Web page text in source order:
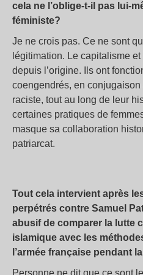
cela ne l’oblige-t-il pas lui-
féministe?
Je ne crois pas. Ce ne sont
légitimation. Le capitalisme
depuis l’origine. Ils ont
coengendrés, en conjugaison
raciste, tout au long de leur
certaines pratiques de
masque sa collaboration
patriarcat.
Tout cela intervient après
perpétrés contre Samuel
abusif de comparer la lutte
islamique avec les
l’armée française pendant
Personne ne dit que ce sont